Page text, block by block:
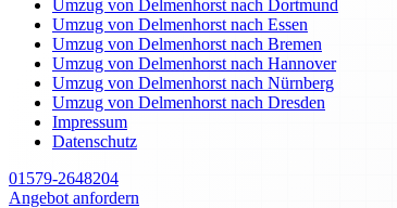
Umzug von Delmenhorst nach Dortmund
Umzug von Delmenhorst nach Essen
Umzug von Delmenhorst nach Bremen
Umzug von Delmenhorst nach Hannover
Umzug von Delmenhorst nach Nürnberg
Umzug von Delmenhorst nach Dresden
Impressum
Datenschutz
01579-2648204
Angebot anfordern